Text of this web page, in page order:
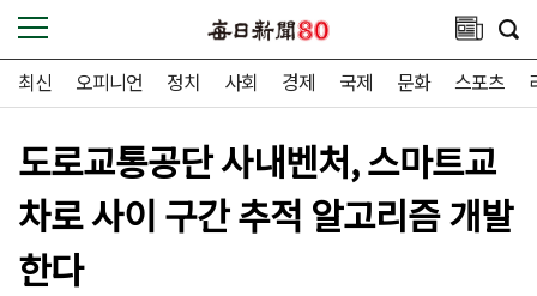
최신 오피니언 정치 사회 경제 국제 문화 스포츠
도로교통공단 사내벤처, 스마트교
차로 사이 구간 추적 알고리즘 개발
한다